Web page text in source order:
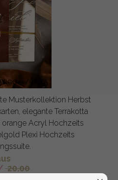
Musterkollektion Herbst
elegante Terrakotta
Acryl Hochzeits
Plexi Hochzeits
20.00